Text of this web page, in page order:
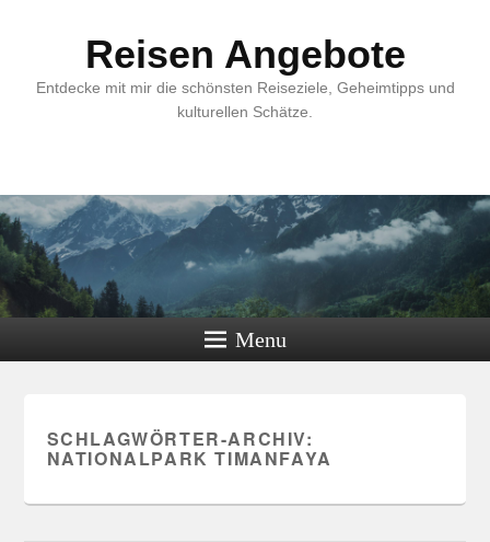
Reisen Angebote
Entdecke mit mir die schönsten Reiseziele, Geheimtipps und
kulturellen Schätze.
Menu
SCHLAGWÖRTER-ARCHIV:
NATIONALPARK TIMANFAYA